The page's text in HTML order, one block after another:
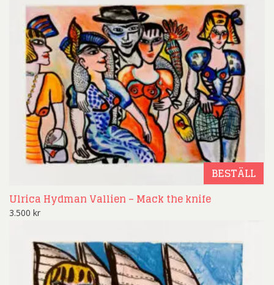
BESTÄLL
Ulrica Hydman Vallien – Mack the knife
3.500 kr